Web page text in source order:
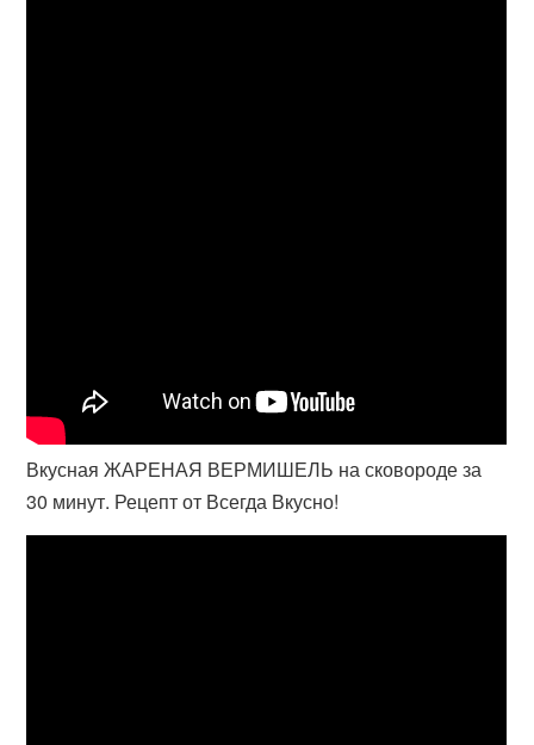
Вкусная ЖАРЕНАЯ ВЕРМИШЕЛЬ на сковороде за
30 минут. Рецепт от Всегда Вкусно!